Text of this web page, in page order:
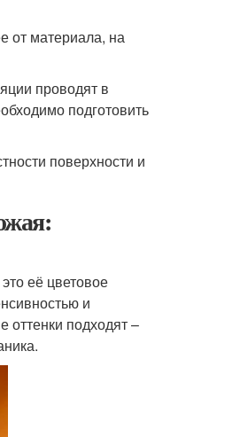
от материала, на
проводят в
подготовить
поверхности и
её цветовое
и
оттенки подходят –